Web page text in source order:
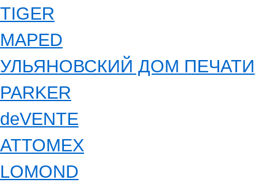
TIGER
MAPED
УЛЬЯНОВСКИЙ ДОМ ПЕЧАТИ
PARKER
deVENTE
ATTOMEX
LOMOND